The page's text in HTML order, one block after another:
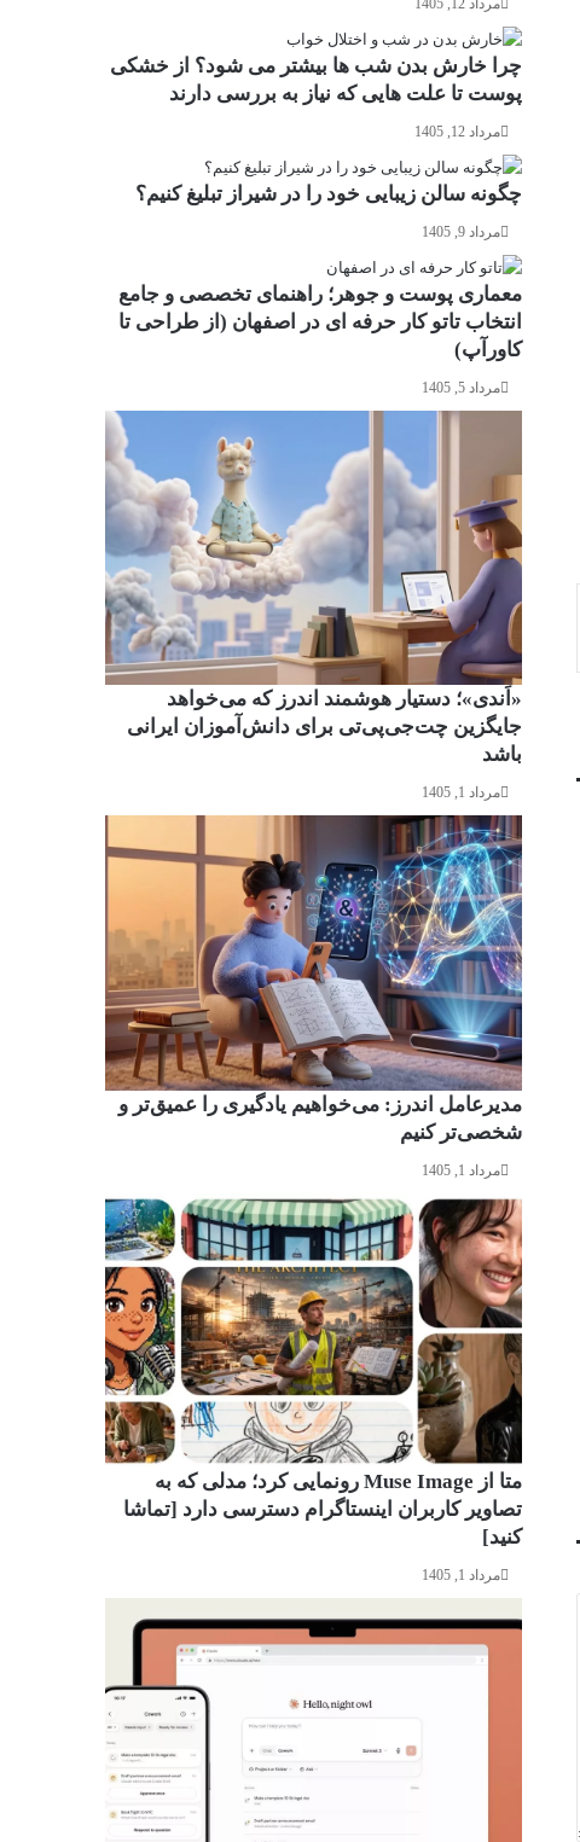
مرداد 12, 1405
چرا خارش بدن شب ها بیشتر می شود؟ از خشکی
پوست تا علت هایی که نیاز به بررسی دارند
مرداد 12, 1405
چگونه سالن زیبایی خود را در شیراز تبلیغ کنیم؟
مرداد 9, 1405
معماری پوست و جوهر؛ راهنمای تخصصی و جامع
انتخاب تاتو کار حرفه ای در اصفهان (از طراحی تا
کاورآپ)
مرداد 5, 1405
«اَندی»؛ دستیار هوشمند اندرز که می‌خواهد
جایگزین چت‌جی‌پی‌تی برای دانش‌آموزان ایرانی
باشد
مرداد 1, 1405
مدیرعامل اندرز: می‌خواهیم یادگیری را عمیق‌تر و
شخصی‌تر کنیم
مرداد 1, 1405
متا از Muse Image رونمایی کرد؛ مدلی که به
تصاویر کاربران اینستاگرام دسترسی دارد [تماشا
کنید]
مرداد 1, 1405